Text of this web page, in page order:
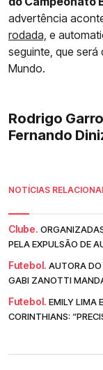
advertência
rodada, e
seguinte, que
Mundo.
Rodrigo
Fernando
NOTÍCIAS
Clube.
PELA EXPULSÃO DE
Futebol. AUTORA DO
GABI ZANOTTI
Futebol. EMILY LIMA
CORINTHIANS: